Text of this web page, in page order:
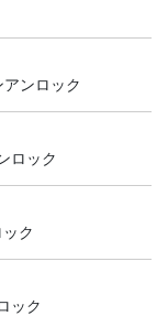
ンロック
ロック
ク
ック